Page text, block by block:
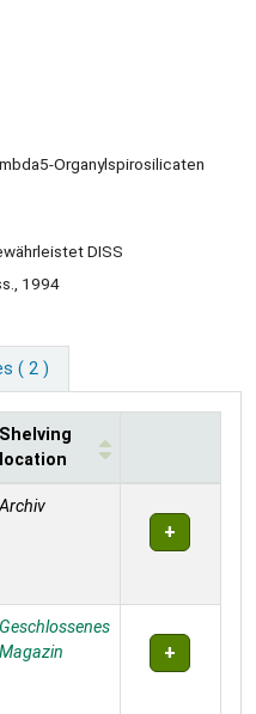
Organylspirosilicaten
DISS
1994
( 2 )
Shelving
location
Archiv
Geschlossenes
Magazin